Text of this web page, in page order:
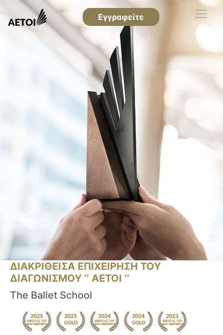
Εγγραφείτε
ΔΙΑΚΡΙΘΕΙΣΑ ΕΠΙΧΕΙΡΗΣΗ ΤΟΥ
ΔΙΑΓΩΝΙΣΜΟΥ ‘’ ΑΕΤΟΙ ‘’
The Ballet School